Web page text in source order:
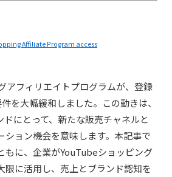
Affiliate Program access
アフィリエイトプログラムが、登録
を大幅緩和しました。この動きは、
ドにとって、新たな販売チャネルと
ション機会を意味します。本記事で
もに、企業がYouTubeショッピング
限に活用し、売上とブランド認知を